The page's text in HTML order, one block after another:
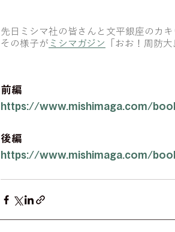
先日ミシマ社の皆さんと文平銀座のカ
その様子が ミシマガジン 「おお！周防
前編
https://www.mishimaga.com/
後編
https://www.mishimaga.com/